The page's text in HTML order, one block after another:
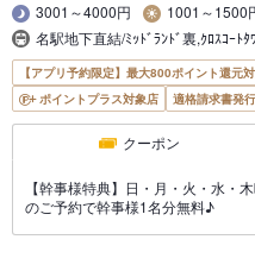
3001～4000円
1001～1500
名駅地下直結/ﾐｯﾄﾞﾗﾝﾄﾞ裏,ｸﾛｽｺｰﾄﾀ
【アプリ予約限定】最大800ポイント還元
ポイントプラス対象店
適格請求書発
クーポン
【幹事様特典】日・月・火・水・
のご予約で幹事様1名分無料♪